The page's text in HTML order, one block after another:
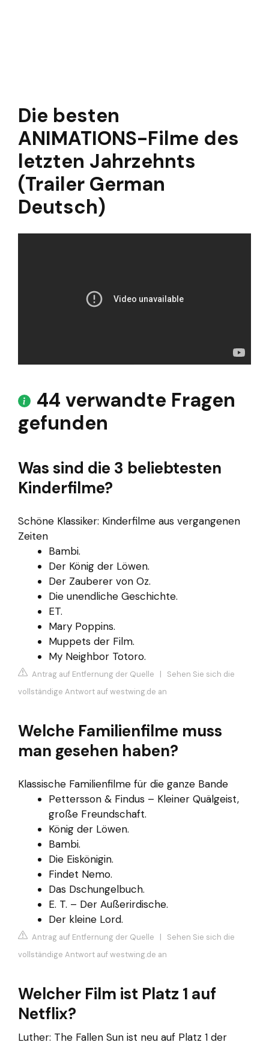
Die besten
ANIMATIONS-Filme des
letzten Jahrzehnts
(Trailer German
Deutsch)
44 verwandte Fragen
gefunden
Was sind die 3 beliebtesten
Kinderfilme?
Schöne Klassiker: Kinderfilme aus vergangenen
Zeiten
Bambi.
Der König der Löwen.
Der Zauberer von Oz.
Die unendliche Geschichte.
ET.
Mary Poppins.
Muppets der Film.
My Neighbor Totoro.
Antrag auf Entfernung der Quelle | Sehen Sie sich die
vollständige Antwort auf westwing.de an
Welche Familienfilme muss
man gesehen haben?
Klassische Familienfilme für die ganze Bande
Pettersson & Findus – Kleiner Quälgeist,
große Freundschaft.
König der Löwen.
Bambi.
Die Eiskönigin.
Findet Nemo.
Das Dschungelbuch.
E. T. – Der Außerirdische.
Der kleine Lord.
Antrag auf Entfernung der Quelle | Sehen Sie sich die
vollständige Antwort auf westwing.de an
Welcher Film ist Platz 1 auf
Netflix?
Luther: The Fallen Sun ist neu auf Platz 1 der